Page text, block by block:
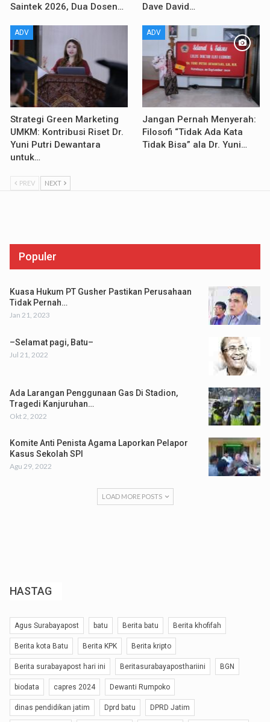
Saintek 2026, Dua Dosen…
Dave David…
ADV
Strategi Green Marketing
UMKM: Kontribusi Riset Dr.
Yuni Putri Dewantara
untuk…
ADV
Jangan Pernah Menyerah:
Filosofi “Tidak Ada Kata
Tidak Bisa” ala Dr. Yuni…
PREV NEXT
Populer
Kuasa Hukum PT Gusher Pastikan Perusahaan
Tidak Pernah…
Jan 21, 2023
–Selamat pagi, Batu–
Jul 21, 2022
Ada Larangan Penggunaan Gas Di Stadion,
Tragedi Kanjuruhan…
Okt 2, 2022
Komite Anti Penista Agama Laporkan Pelapor
Kasus Sekolah SPI
Agu 29, 2022
LOAD MORE POSTS
HASTAG
Agus Surabayapost batu Berita batu Berita khofifah
Berita kota Batu Berita KPK Berita kripto
Berita surabayapost hari ini Beritasurabayaposthariini BGN
biodata capres 2024 Dewanti Rumpoko
dinas pendidikan jatim Dprd batu DPRD Jatim